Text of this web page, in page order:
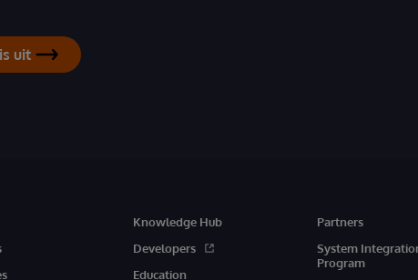
uit
Knowledge Hub
Developers
Education
Partners
System
Program